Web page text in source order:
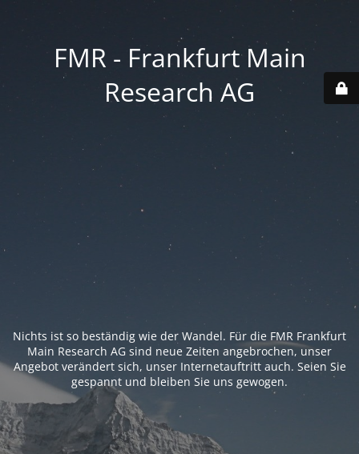
FMR - Frankfurt Main
Research AG
Nichts ist so beständig wie der Wandel. Für die FMR Frankfurt
Main Research AG sind neue Zeiten angebrochen, unser
Angebot verändert sich, unser Internetauftritt auch. Seien Sie
gespannt und bleiben Sie uns gewogen.